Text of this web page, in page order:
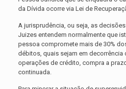
da Dívida ocorre via Lei de
A jurisprudência, ou seja, as
Juizes entendem normalmente que
pessoa compromete mais de 30%
débitos, quais sejam em decorrência
operações de crédito, compra a
continuada.